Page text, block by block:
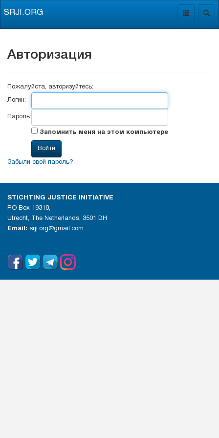
Toggle
SRJI.ORG
Авторизация
Пожалуйста, авторизуйтесь:
Логин:
Пароль:
Запомнить меня на этом компьютере
Забыли свой пароль?
STICHTING JUSTICE INITIATIVE
P.O Box 19318,
Utrecht, The Netherlands, 3501 DH
Email: srji.org@gmail.com